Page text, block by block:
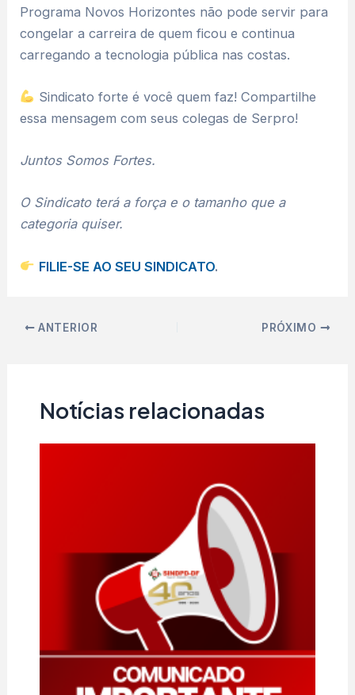
Programa Novos Horizontes não pode servir para
congelar a carreira de quem ficou e continua
carregando a tecnologia pública nas costas.
Sindicato forte é você quem faz! Compartilhe
essa mensagem com seus colegas de Serpro!
Juntos Somos Fortes.
O Sindicato terá a força e o tamanho que a
categoria quiser.
FILIE-SE AO SEU SINDICATO.
ANTERIOR PRÓXIMO
Notícias relacionadas